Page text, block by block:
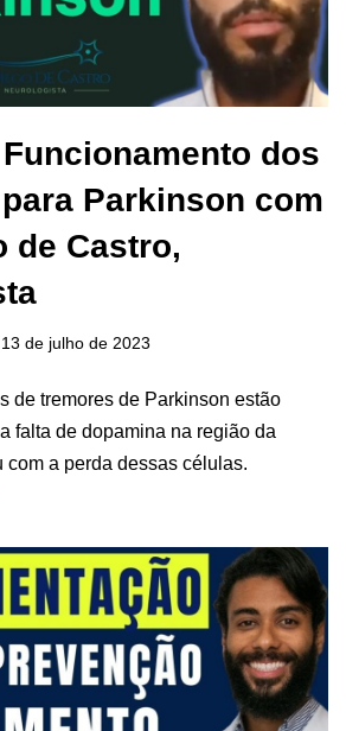
dos
Parkinson com
de Castro,
13 de julho de 2023
de tremores de Parkinson estão
falta de dopamina na região da
com a perda dessas células.